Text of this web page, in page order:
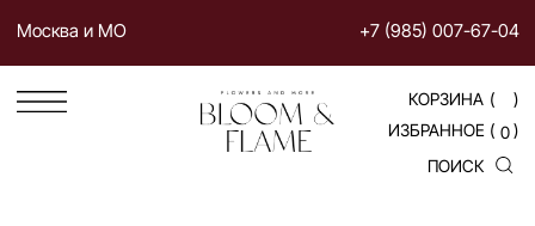
Москва и МО +7 (985) 007-67-04
)
(
КОРЗИНА
ИЗБРАННОЕ
ПОИСК